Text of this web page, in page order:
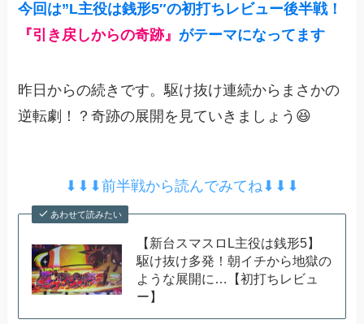
今回は”L主役は銭形5″の初打ちレビュー後半戦！
『引き戻しからの奇跡』 がテーマになってます
昨日からの続きです。駆け抜け連続からまさかの
逆転劇！？奇跡の展開を見ていきましょう😆
⬇︎⬇︎⬇︎前半戦から読んでみてね⬇︎⬇︎⬇︎
あわせて読みたい
【新台スマスロL主役は銭形5】
駆け抜け多発！朝イチから地獄の
ような展開に…【初打ちレビュ
ー】